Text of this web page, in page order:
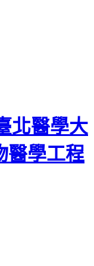
北醫學大
醫學工程